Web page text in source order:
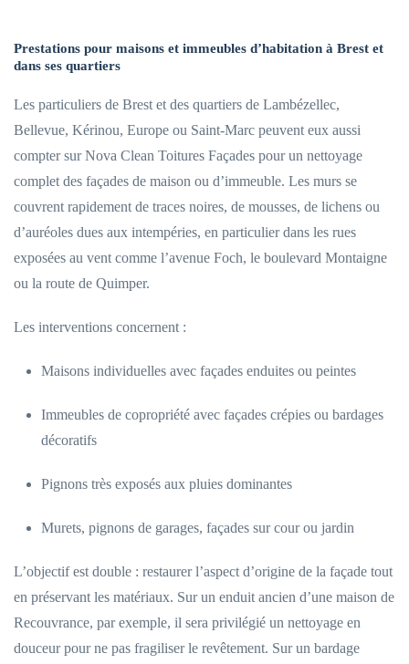
Prestations pour maisons et immeubles d’habitation à Brest et
dans ses quartiers
Les particuliers de Brest et des quartiers de Lambézellec,
Bellevue, Kérinou, Europe ou Saint-Marc peuvent eux aussi
compter sur Nova Clean Toitures Façades pour un nettoyage
complet des façades de maison ou d’immeuble. Les murs se
couvrent rapidement de traces noires, de mousses, de lichens ou
d’auréoles dues aux intempéries, en particulier dans les rues
exposées au vent comme l’avenue Foch, le boulevard Montaigne
ou la route de Quimper.
Les interventions concernent :
Maisons individuelles avec façades enduites ou peintes
Immeubles de copropriété avec façades crépies ou bardages
décoratifs
Pignons très exposés aux pluies dominantes
Murets, pignons de garages, façades sur cour ou jardin
L’objectif est double : restaurer l’aspect d’origine de la façade tout
en préservant les matériaux. Sur un enduit ancien d’une maison de
Recouvrance, par exemple, il sera privilégié un nettoyage en
douceur pour ne pas fragiliser le revêtement. Sur un bardage